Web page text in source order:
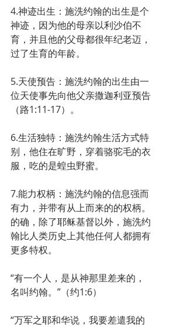
4.神迹出生：施洗约翰的出生是个
神迹，因为他的母亲以利沙伯不
育，并且他的父母都很年纪老迈，
过了生育的年龄。
5.天使预告：施洗约翰的出生由一
位天使事先向他父亲撒迦利亚预告
（路1:11-17）。
6.生活独特：施洗约翰生活方式特
别，他住在旷野，穿着骆驼毛的衣
服，吃的是蝗虫野蜜。
7.能力权柄：施洗约翰的信息强而
有力，并带有从上而来的的权柄。
的确，除了耶稣基督以外，施洗约
翰比人类历史上其他任何人都拥有
更多特权。
“有一个人，是从神那里差来的，
名叫约翰。”（约1:6）
“万军之耶和华说，我要差遣我的